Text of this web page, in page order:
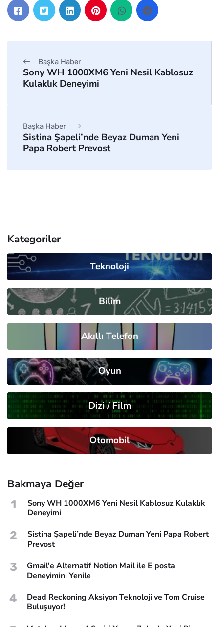
Başka Haber
Sony WH 1000XM6 Yeni Nesil Kablosuz
Kulaklık Deneyimi
Başka Haber
Sistina Şapeli’nde Beyaz Duman Yeni
Papa Robert Prevost
Kategoriler
Teknoloji
Bilim
Akıllı Telefon
Oyun
Dizi / Film
Otomobil
Bakmaya Değer
1
Sony WH 1000XM6 Yeni Nesil Kablosuz Kulaklık
Deneyimi
2
Sistina Şapeli’nde Beyaz Duman Yeni Papa Robert
Prevost
3
Gmail'e Alternatif Notion Mail ile E posta
Deneyimini Yenile
4
Dead Reckoning Aksiyon Teknoloji ve Tom Cruise
Buluşuyor!